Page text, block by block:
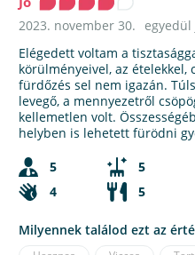
2023. november 30.
Elégedett voltam a
körülményeivel, az ételekkel,
fürdőzés sel nem igazán.
levegő, a mennyezetről
kellemetlen volt.
helyben is lehetett fürödni
5
5
4
5
Milyennek találod ezt az